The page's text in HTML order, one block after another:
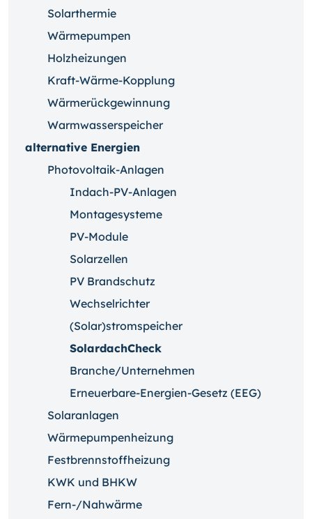
Solarthermie
Wärmepumpen
Holzheizungen
Kraft-Wärme-Kopplung
Wärmerückgewinnung
Warmwasserspeicher
alternative Energien
Photovoltaik-Anlagen
Indach-PV-Anlagen
Montagesysteme
PV-Module
Solarzellen
PV Brandschutz
Wechselrichter
(Solar)stromspeicher
SolardachCheck
Branche/Unternehmen
Erneuerbare-Energien-Gesetz (EEG)
Solaranlagen
Wärmepumpenheizung
Festbrennstoffheizung
KWK und BHKW
Fern-/Nahwärme